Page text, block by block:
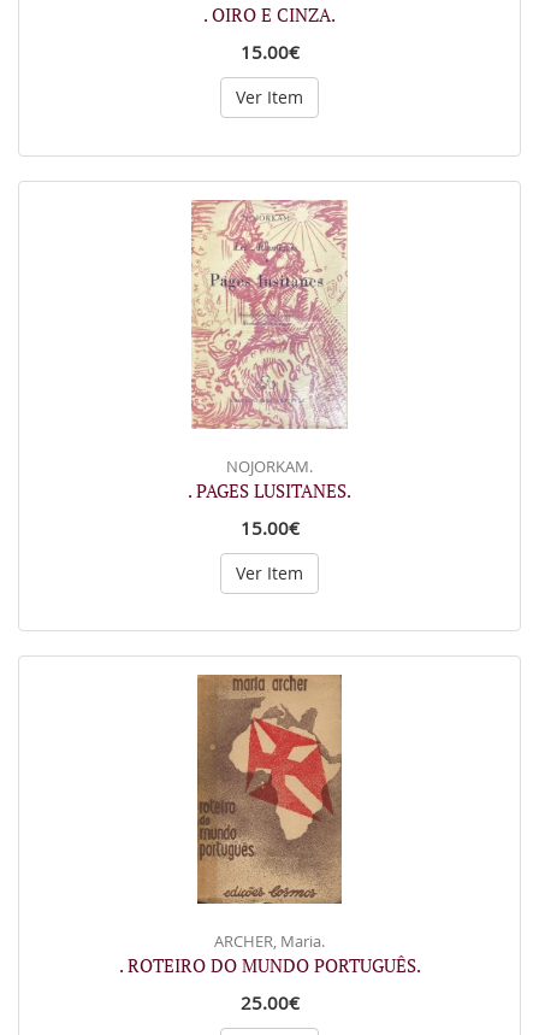
. OIRO E CINZA.
15.00€
Ver Item
NOJORKAM.
. PAGES LUSITANES.
15.00€
Ver Item
ARCHER, Maria.
. ROTEIRO DO MUNDO PORTUGUÊS.
25.00€